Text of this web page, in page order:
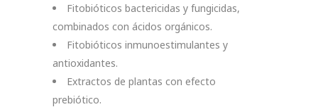
Fitobióticos bactericidas y fungicidas,
combinados con ácidos orgánicos.
Fitobióticos inmunoestimulantes y
antioxidantes.
Extractos de plantas con efecto
prebiótico.